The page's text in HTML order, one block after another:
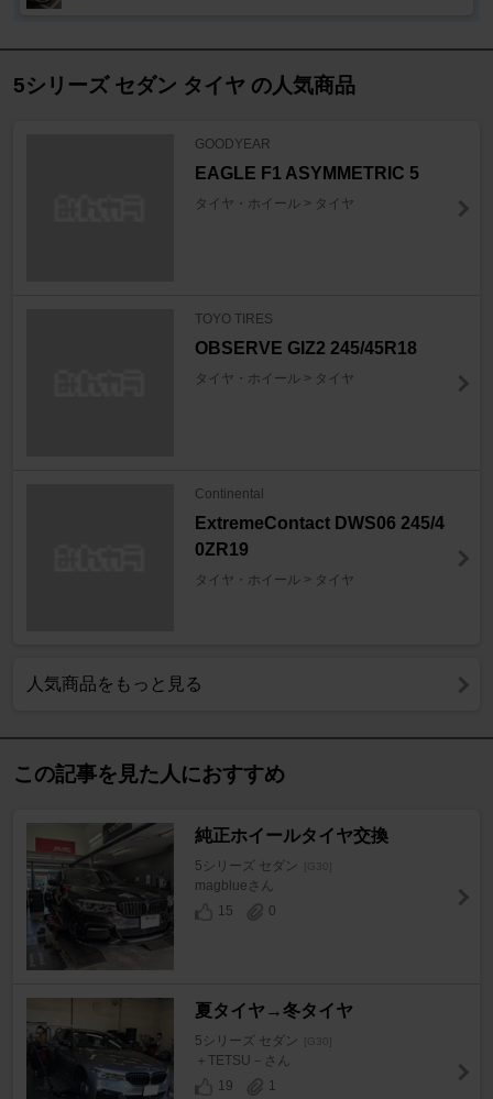
5シリーズ セダン タイヤ の人気商品
GOODYEAR
EAGLE F1 ASYMMETRIC 5
タイヤ・ホイール > タイヤ
TOYO TIRES
OBSERVE GIZ2 245/45R18
タイヤ・ホイール > タイヤ
Continental
ExtremeContact DWS06 245/4
0ZR19
タイヤ・ホイール > タイヤ
人気商品をもっと見る
この記事を見た人におすすめ
純正ホイールタイヤ交換
5シリーズ セダン [G30]
magblueさん
15
0
夏タイヤ→冬タイヤ
5シリーズ セダン [G30]
＋TETSU－さん
19
1